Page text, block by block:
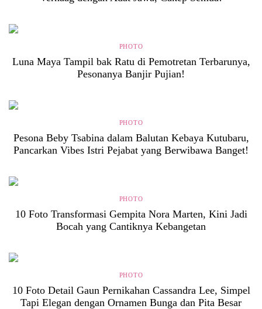
PHOTO
Luna Maya Tampil bak Ratu di Pemotretan Terbarunya,
Pesonanya Banjir Pujian!
PHOTO
Pesona Beby Tsabina dalam Balutan Kebaya Kutubaru,
Pancarkan Vibes Istri Pejabat yang Berwibawa Banget!
PHOTO
10 Foto Transformasi Gempita Nora Marten, Kini Jadi
Bocah yang Cantiknya Kebangetan
PHOTO
10 Foto Detail Gaun Pernikahan Cassandra Lee, Simpel
Tapi Elegan dengan Ornamen Bunga dan Pita Besar